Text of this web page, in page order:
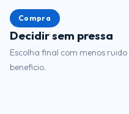
Compra
Decidir sem pressa
Escolha final com menos
beneficio.